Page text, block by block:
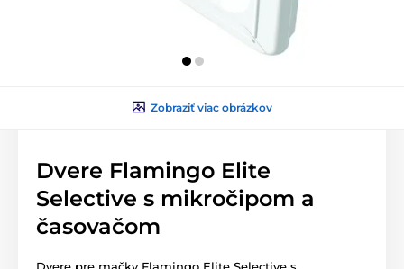
Zobraziť viac obrázkov
Dvere Flamingo Elite
Selective s mikročipom a
časovačom
Dvere pre mačky Flamingo Elite Selective s